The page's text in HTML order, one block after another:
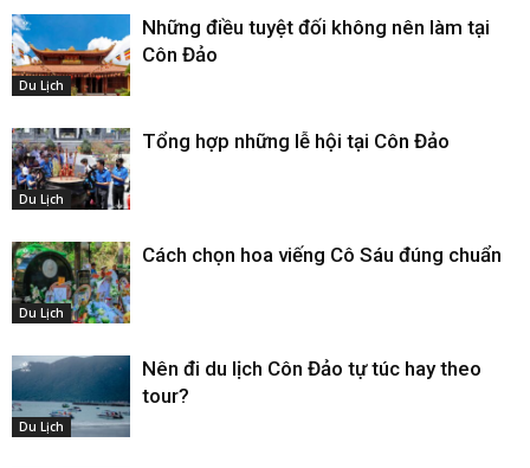
Du Lịch
Những điều tuyệt đối không nên làm tại
Côn Đảo
Du Lịch
Tổng hợp những lễ hội tại Côn Đảo
Du Lịch
Cách chọn hoa viếng Cô Sáu đúng chuẩn
Du Lịch
Nên đi du lịch Côn Đảo tự túc hay theo
tour?